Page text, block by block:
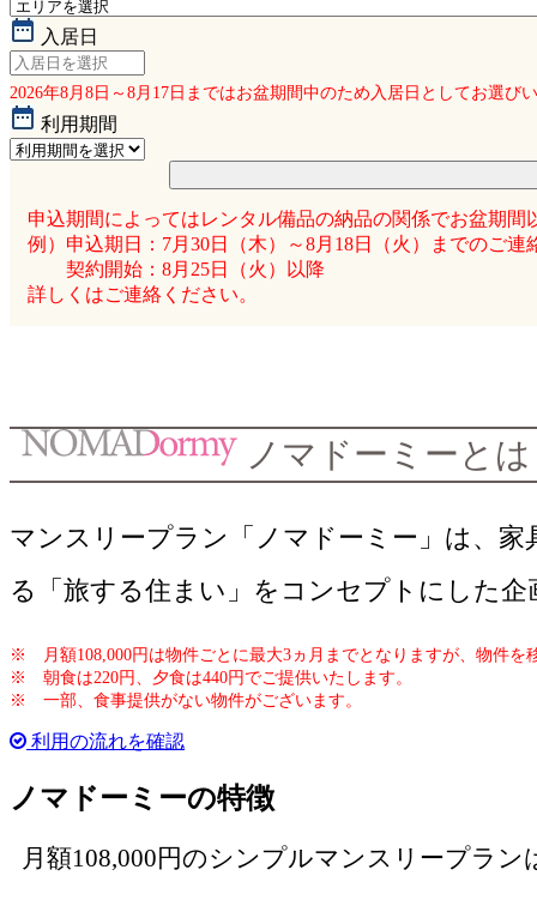
入居日
2026年8月8日～8月17日まではお盆期間中のため入居日としてお選び
利用期間
申込期間によってはレンタル備品の納品の関係でお盆期
例）申込期日：7月30日（木）～8月18日（火）までのご連
契約開始：8月25日（火）以降
詳しくはご連絡ください。
ノマドーミーとは
マンスリープラン「ノマドーミー」は、家
る「旅する住まい」をコンセプトにした企
※ 月額108,000円は物件ごとに最大3ヵ月までとなりますが、物件を
※ 朝食は220円、夕食は440円でご提供いたします。
※ 一部、食事提供がない物件がございます。
利用の流れを確認
ノマドーミーの特徴
月額108,000円のシンプルマンスリープラ